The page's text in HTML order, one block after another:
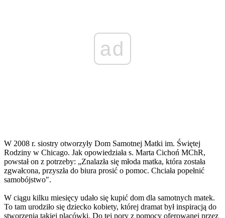
ad
W 2008 r. siostry otworzyły Dom Samotnej Matki im. Świętej
Rodziny w Chicago. Jak opowiedziała s. Marta Cichoń MChR,
powstał on z potrzeby: „Znalazła się młoda matka, która została
zgwałcona, przyszła do biura prosić o pomoc. Chciała popełnić
samobójstwo".
W ciągu kilku miesięcy udało się kupić dom dla samotnych matek.
To tam urodziło się dziecko kobiety, której dramat był inspiracją do
stworzenia takiej placówki. Do tej pory z pomocy oferowanej przez